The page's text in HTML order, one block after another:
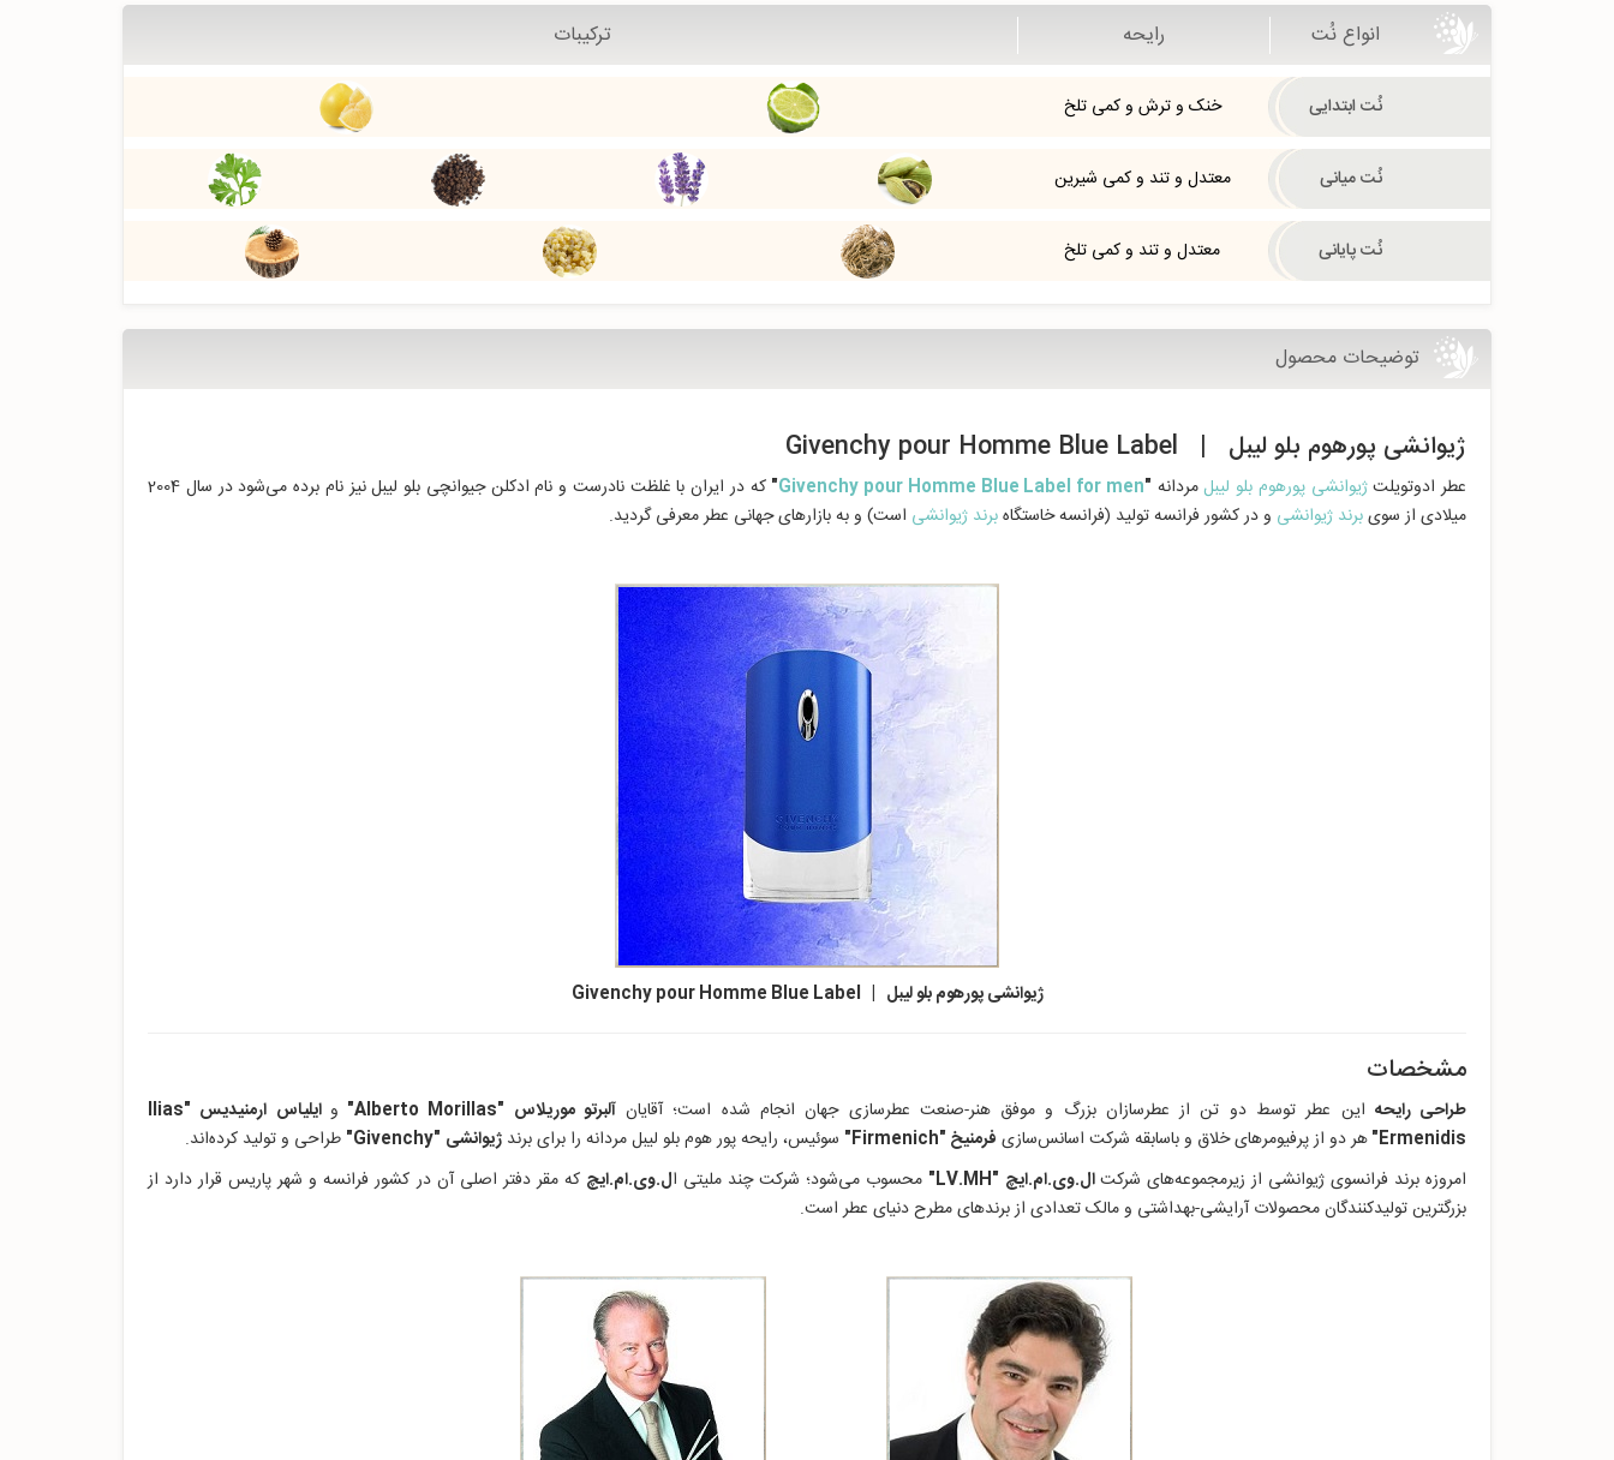
انواع نُت رایحه ترکیبات
نُت ابتدایی خنک و ترش و کمی تلخ
نُت میانی معتدل و تند و کمی شیرین
نُت پایانی معتدل و تند و کمی تلخ
توضیحات محصول
ژیوانشی پورهوم بلو لیبل | Givenchy pour Homme Blue Label
عطر ادوتویلتژیوانشی پورهوم بلو لیبلمردانه "
Givenchy pour Homme Blue Label for men
"
که در ایران با غلظت نادرست و نام ادکلن جیوانچی بلو لیبل نیز نام برده می‌شود در سال 2004
میلادی از سویبرند ژیوانشی و در کشور فرانسه تولید (فرانسه خاستگاهبرند ژیوانشی است) و به بازارهای جهانی عطر معرفی گردید.
ژیوانشی پورهوم بلو لیبل | Givenchy pour Homme Blue Label
مشخصات
طراحی رایحه این عطر توسط دو تن از عطرسازان بزرگ و موفق هنر-صنعت عطرسازی جهان انجام شده است؛ آقایانآلبرتو موریلاس "Alberto Morillas" و
ایلیاس ارمنیدیس "Ilias
Ermenidis" هر دو از پرفیومرهای خلاق و باسابقه شرکت اسانس‌سازی فرمنیخ "Firmenich" سوئیس، رایحه پور هوم بلو لیبل مردانه را برای برند ژیوانشی "Givenchy"
طراحی و تولید کرده‌اند.
امروزه برند فرانسوی ژیوانشی از زیرمجموعه‌های شرکتال.وی.ام.ایچ "LV.MH" محسوب می‌شود؛ شرکت چند ملیتی ال.وی.ام.ایچ که مقر دفتر اصلی آن در کشور فرانسه و شهر پاریس قرار دارد از
بزرگترین تولیدکنندگان محصولات آرایشی-بهداشتی و مالک تعدادی از برندهای مطرح دنیای عطر است.